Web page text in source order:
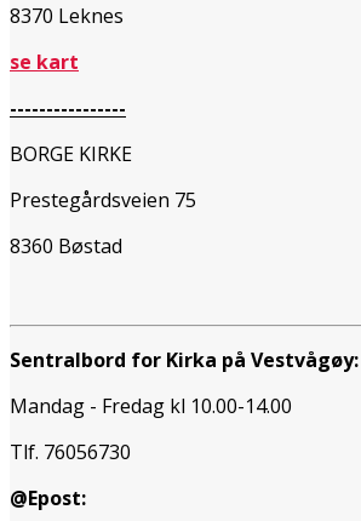
8370 Leknes
se kart
----------------
BORGE KIRKE
Prestegårdsveien 75
8360 Bøstad
Sentralbord for Kirka på Vestvågøy:
Mandag - Fredag kl 10.00-14.00
Tlf. 76056730
@Epost: